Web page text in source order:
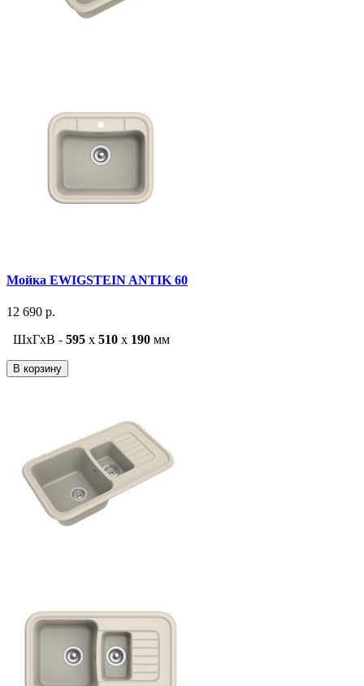
Мойка EWIGSTEIN ANTIK 60
12 690 р.
ШxГxВ - 595 x 510 x 190 мм
В корзину